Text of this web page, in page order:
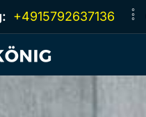
+4915792637136